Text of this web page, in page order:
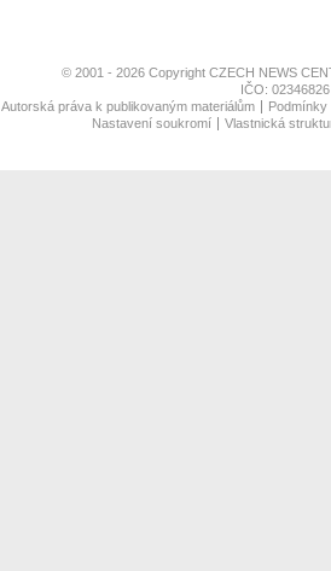
© 2001 - 2026 Copyright CZECH NEWS
IČO:
Autorská práva k publikovaným materiálům
Nastavení soukromí
Vlastnická